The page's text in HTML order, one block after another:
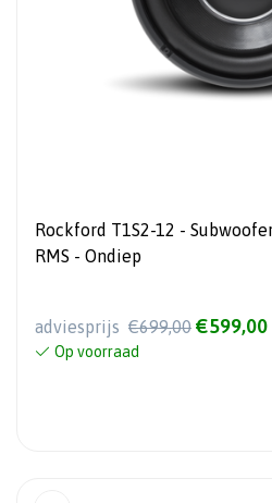
Rockford T1S2-12 -
RMS - Ondiep
adviesprijs €699,00 €599,00
Op voorraad